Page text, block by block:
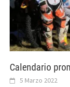
Calendario
5 Marzo 2022